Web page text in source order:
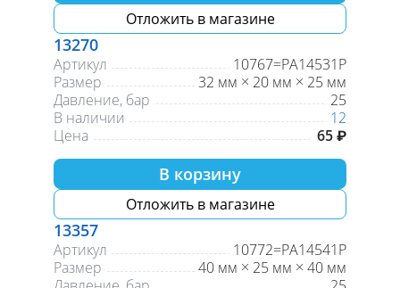
Отложить в магазине
13270
Артикул
10767=PA14531P
Размер
32 мм × 20 мм × 25 мм
Давление, бар
25
В наличии
12
Цена
65 ₽
В корзину
Отложить в магазине
13357
Артикул
10772=РА14541Р
Размер
40 мм × 25 мм × 40 мм